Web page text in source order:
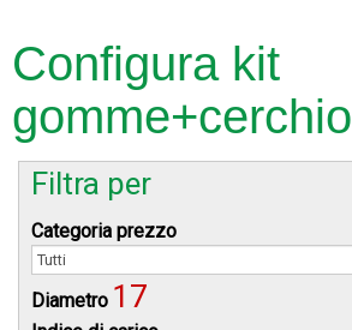
Configura kit
gomme+cerchio
Filtra per
Categoria prezzo
Diametro 17